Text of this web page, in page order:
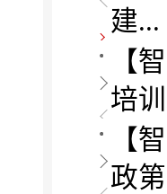
建...
【
培
【
政